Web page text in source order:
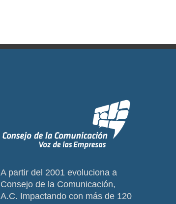
A partir del 2001 evoluciona a
Consejo de la Comunicación,
A.C. Impactando con más de 120